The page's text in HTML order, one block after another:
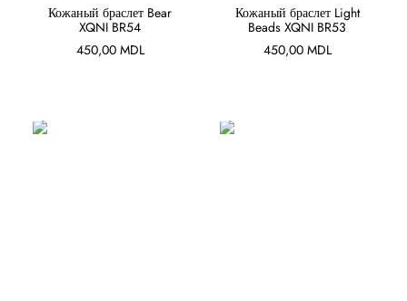
В КОРЗИНУ
Кожаный браслет Bear
XQNI BR54
450,00 MDL
В КОРЗИНУ
Кожаный браслет Light
Beads XQNI BR53
450,00 MDL